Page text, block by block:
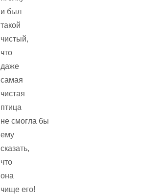
и был
такой
чистый,
что
даже
самая
чистая
птица
не смогла бы
ему
сказать,
что
она
чище его!